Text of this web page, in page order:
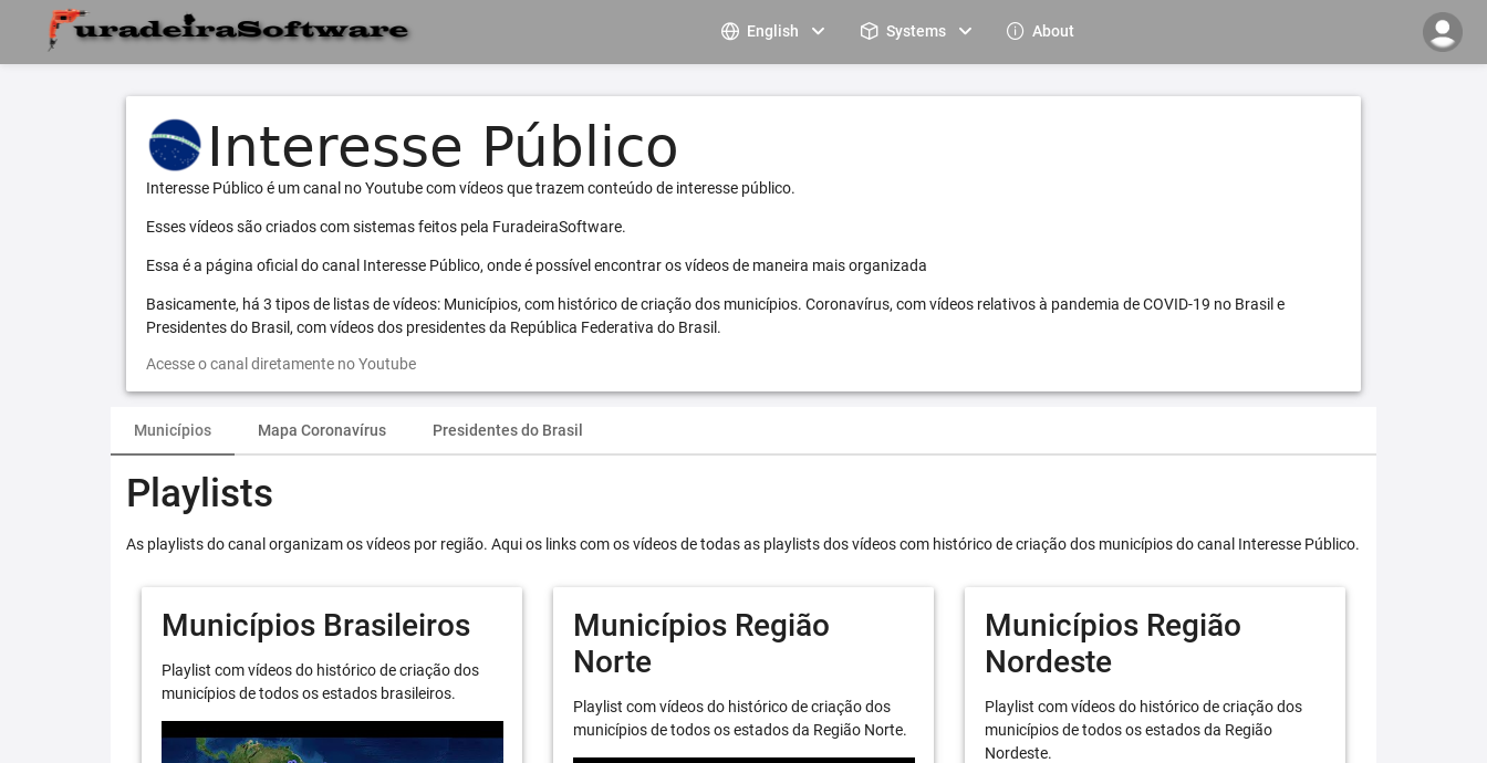
English Systems About
Interesse Público é um canal no Youtube com vídeos que trazem conteúdo de interesse público.
Esses vídeos são criados com sistemas feitos pela FuradeiraSoftware.
Essa é a página oficial do canal Interesse Público, onde é possível encontrar os vídeos de maneira mais organizada
Basicamente, há 3 tipos de listas de vídeos: Municípios, com histórico de criação dos municípios. Coronavírus, com vídeos relativos à pandemia de COVID-19 no Brasil e
Presidentes do Brasil, com vídeos dos presidentes da República Federativa do Brasil.
Acesse o canal diretamente no Youtube
Municípios Mapa Coronavírus Presidentes do Brasil
Playlists
As playlists do canal organizam os vídeos por região. Aqui os links com os vídeos de todas as playlists dos vídeos com histórico de criação dos municípios do canal Interesse Público.
Municípios Brasileiros
Playlist com vídeos do histórico de criação dos
municípios de todos os estados brasileiros.
Municípios Região
Norte
Playlist com vídeos do histórico de criação dos
municípios de todos os estados da Região Norte.
Municípios Região
Nordeste
Playlist com vídeos do histórico de criação dos
municípios de todos os estados da Região
Nordeste.